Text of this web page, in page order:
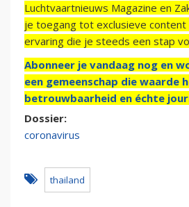
Luchtvaartnieuws Magazine en
je toegang tot exclusieve content
ervaring die je steeds een stap
Abonneer je vandaag nog en
een gemeenschap die waarde
betrouwbaarheid en échte
Dossier:
coronavirus
thailand